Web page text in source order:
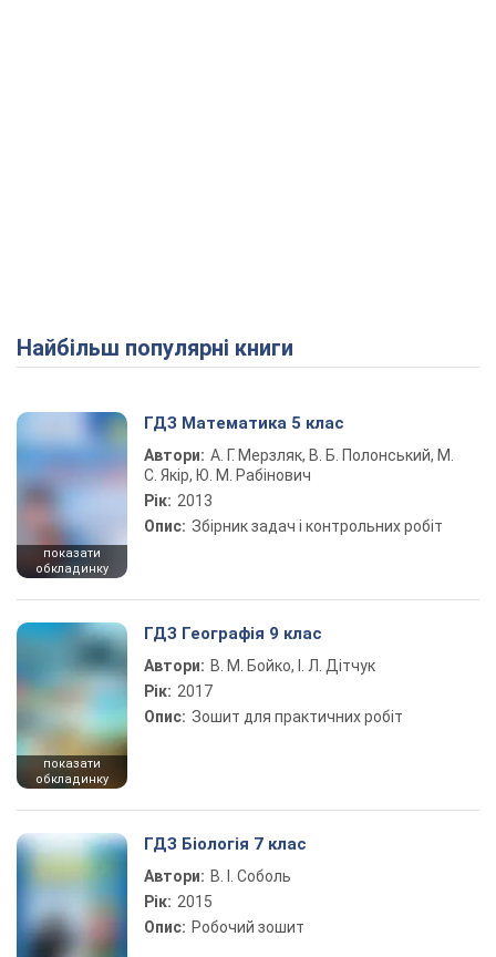
Найбільш популярні книги
показати
обкладинку
ГДЗ Математика 5 клас
Автори: А. Г. Мерзляк, В. Б. Полонський, М.
С. Якір, Ю. М. Рабінович
Рік: 2013
Опис: Збірник задач і контрольних робіт
показати
обкладинку
ГДЗ Географія 9 клас
Автори: В. М. Бойко, І. Л. Дітчук
Рік: 2017
Опис: Зошит для практичних робіт
ГДЗ Біологія 7 клас
Автори: В. І. Соболь
Рік: 2015
Опис: Робочий зошит